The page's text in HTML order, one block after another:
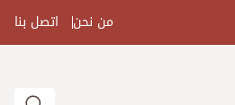
من نحن اتصل بنا